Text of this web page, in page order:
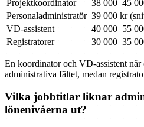
Projektkoordinator
38 000–45
Personaladministratör 39 000 kr
VD-assistent
40 000–55
Registratorer
30 000–35
En koordinator och VD-assistent
administrativa fältet, medan
Vilka jobbtitlar liknar
lönenivåerna ut?